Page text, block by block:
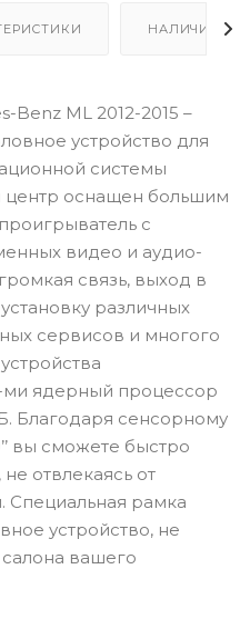
НАЛИЧИЕ
Benz ML 2012-2015 –
устройство для
системы
оснащен большим
с
видео и аудио-
связь, выход в
различных
сервисов и многого
ядерный процессор
Благодаря сенсорному
вы сможете быстро
отвлекаясь от
Специальная рамка
устройство, не
вашего